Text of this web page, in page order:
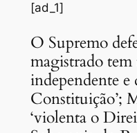
[ad_1]
O Supremo
magistrado tem
independente e
Constituição’;
‘violenta o